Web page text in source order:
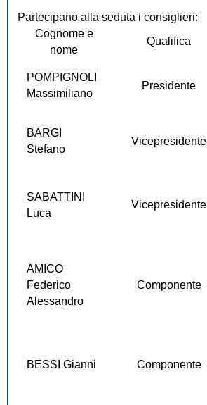
Partecipano alla seduta i consiglieri:
Cognome e
nome
Qualifica
POMPIGNOLI
Massimiliano
Presidente
BARGI
Stefano
Vicepresidente
SABATTINI
Luca
Vicepresidente
AMICO
Federico
Alessandro
Componente
BESSI Gianni Componente